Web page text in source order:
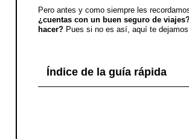
Pero antes y como siempre les
¿cuentas con un buen seguro de
hacer? Pues si no es así, aquí te
Índice de la guía rápida